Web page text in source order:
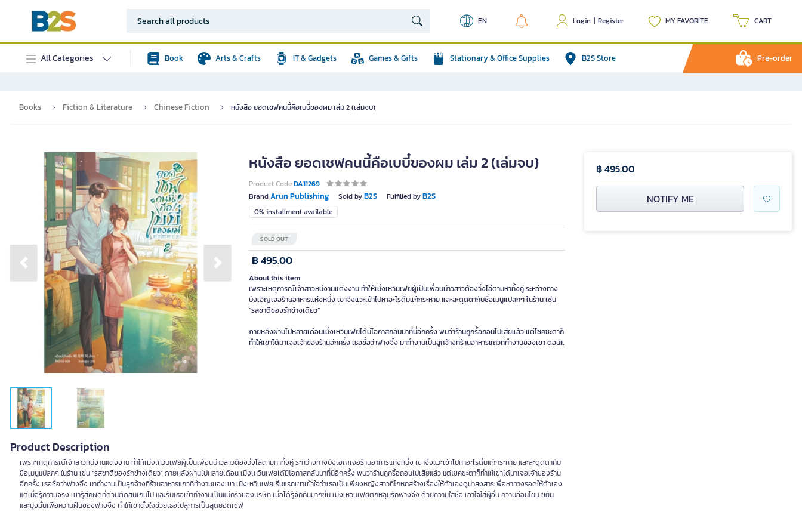
EN Login | Register MY FAVORITE CART
All Categories Book Arts & Crafts IT & Gadgets Games & Gifts Stationary & Office Supplies B2S Store Pre-order
Books Fiction & Literature Chinese Fiction หนังสือ ยอดเชฟคนนี้คือเบบี๋ของผม เล่ม 2 (เล่มจบ)
Previous slide Next slide
หนังสือ ยอดเชฟคนนี้คือเบบี๋ของผม เล่ม 2 (เล่มจบ)
Product CodeDA11269
BrandArun Publishing Sold byB2S Fulfilled byB2S
0% installment available
SOLD OUT
฿ 495.00
About this item
เพราะเหตุการณ์เจ้าสาวหนีงานแต่งงาน ทำให้เมิ่งเหวินเฟยผู้เป็นเพื่อนบ่าวสาวต้องวิ่งไล่ตามหาทั้งคู่ ระหว่างทาง
บังเอิญเจอร้านอาหารแห่งหนึ่ง เขาจึงแวะเข้าไปหาอะไรดื่มแก้กระหาย และสะดุดตากับชื่อเมนูแปลกๆ ในร้าน เช่น
“รสชาติของรักข้างเดียว”
ภายหลังผ่านไปหลายเดือนเมิ่งเหวินเฟยได้มีโอกาสกลับมาที่นี่อีกครั้ง พบว่าร้านถูกรื้อถอนไปเสียแล้ว แต่โชคชะตาก็
ทำให้เขาได้มาเจอเจ้าของร้านอีกครั้ง เธอชื่อว่าฟางจิ้ง มาทำงานเป็นลูกจ้างที่ร้านอาหารแถวที่ทำงานของเขา ตอนแ
Product Description
เพราะเหตุการณ์เจ้าสาวหนีงานแต่งงาน ทำให้เมิ่งเหวินเฟยผู้เป็นเพื่อนบ่าวสาวต้องวิ่งไล่ตามหาทั้งคู่ ระหว่างทางบังเอิญเจอร้านอาหารแห่งหนึ่ง เขาจึงแวะเข้าไปหาอะไรดื่มแก้กระหาย และสะดุดตากับ
ชื่อเมนูแปลกๆ ในร้าน เช่น “รสชาติของรักข้างเดียว” ภายหลังผ่านไปหลายเดือน เมิ่งเหวินเฟยได้มีโอกาสกลับมาที่นี่อีกครั้ง พบว่าร้านถูกรื้อถอนไปเสียแล้ว แต่โชคชะตาก็ทำให้เขาได้มาเจอเจ้าของร้าน
อีกครั้ง เธอชื่อว่าฟางจิ้ง มาทำงานเป็นลูกจ้างที่ร้านอาหารแถวที่ทำงานของเขา เมิ่งเหวินเฟยเริ่มแรกเขาเข้าใจว่าเธอเป็นเพียงหญิงสาวที่โกหกสร้างเรื่องให้ตัวเองดูน่าสงสารเพื่อหาทางรอดให้ตัวเอง
แต่เมื่อรู้ความจริง เขารู้สึกผิดที่ด่วนตัดสินเกินไป และรับเธอเข้าทำงานเป็นแม่ครัวของบริษัท เมื่อได้รู้จักกันมากขึ้น เมิ่งเหวินเฟยตกหลุมรักฟางจิ้ง ด้วยความใสซื่อ เอาใจใส่ผู้อื่น ความอ่อนโยน ขยัน
และมุ่งมั่นเพื่อความฝันของฟางจิ้ง ทำให้เขาตั้งใจช่วยเธอไปสู่การเป็นสุดยอดเชฟ
฿ 495.00
NOTIFY ME